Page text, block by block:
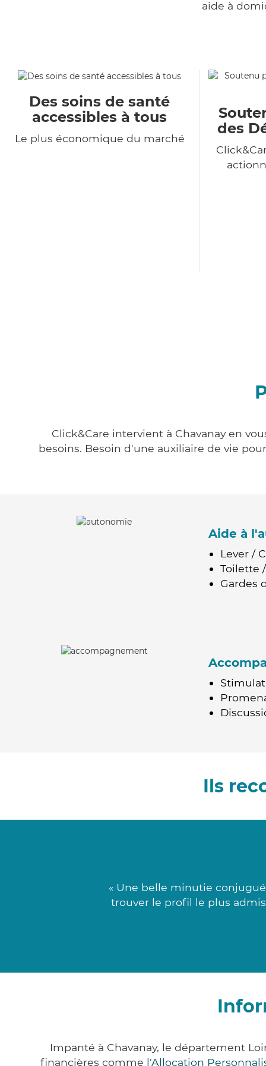
aide à
Des soins de santé
accessibles à tous
Le plus économique du marché
des
Click&Care intervient à Chavanay en
besoins. Besoin d'une auxiliaire de vie
Aide à
Lever /
Toilette
Gardes
Ils
« Une belle minutie
trouver le profil le plus
Impanté à Chavanay, le département
financières comme l'Allocation